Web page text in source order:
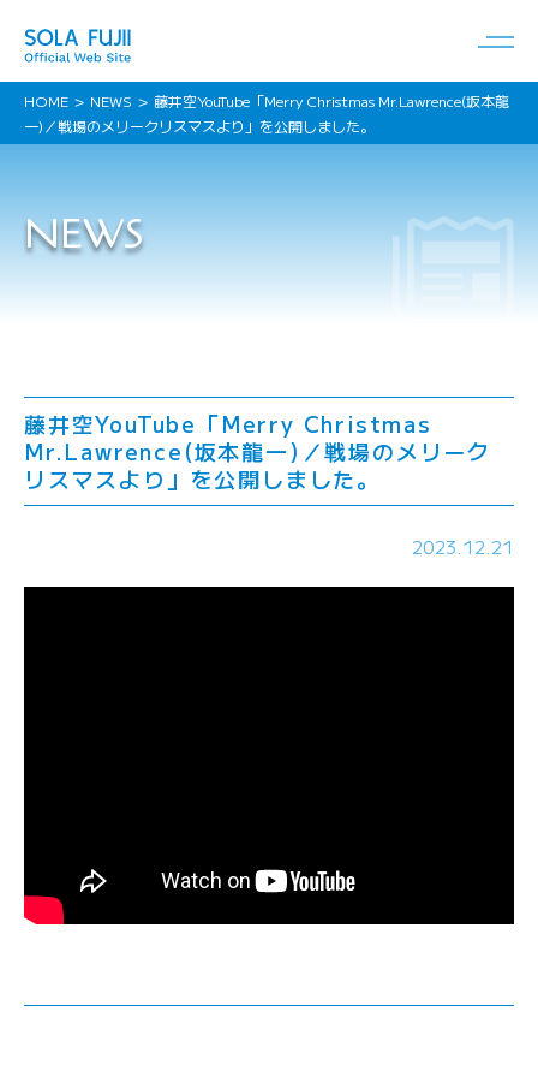
HOME NEWS
藤井空YouTube「Merry Christmas Mr.Lawrence(坂本龍
一)／戦場のメリークリスマスより」を公開しました。
NEWS
藤井空YouTube「Merry Christmas
Mr.Lawrence(坂本龍一)／戦場のメリーク
リスマスより」を公開しました。
2023.12.21